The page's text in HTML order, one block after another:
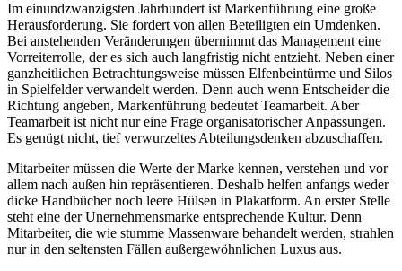
Im einundzwanzigsten Jahrhundert ist Markenführung eine große
Herausforderung. Sie fordert von allen Beteiligten ein Umdenken.
Bei anstehenden Veränderungen übernimmt das Management eine
Vorreiterrolle, der es sich auch langfristig nicht entzieht. Neben einer
ganzheitlichen Betrachtungsweise müssen Elfenbeintürme und Silos
in Spielfelder verwandelt werden. Denn auch wenn Entscheider die
Richtung angeben, Markenführung bedeutet Teamarbeit. Aber
Teamarbeit ist nicht nur eine Frage organisatorischer Anpassungen.
Es genügt nicht, tief verwurzeltes Abteilungsdenken abzuschaffen.
Mitarbeiter müssen die Werte der Marke kennen, verstehen und vor
allem nach außen hin repräsentieren. Deshalb helfen anfangs weder
dicke Handbücher noch leere Hülsen in Plakatform. An erster Stelle
steht eine der Unernehmensmarke entsprechende Kultur. Denn
Mitarbeiter, die wie stumme Massenware behandelt werden, strahlen
nur in den seltensten Fällen außergewöhnlichen Luxus aus.